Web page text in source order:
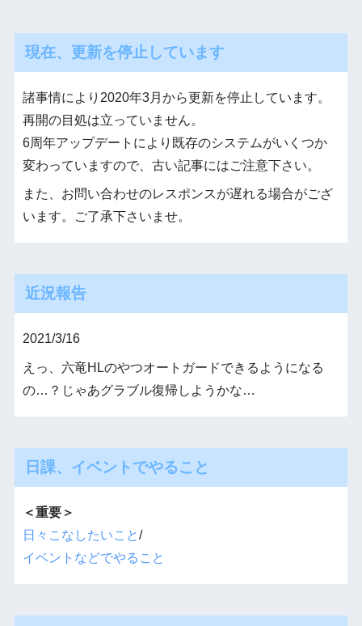
現在、更新を停止しています
諸事情により2020年3月から更新を停止しています。
再開の目処は立っていません。
6周年アップデートにより既存のシステムがいくつか
変わっていますので、古い記事にはご注意下さい。
また、お問い合わせのレスポンスが遅れる場合がござ
います。ご了承下さいませ。
近況報告
2021/3/16
えっ、六竜HLのやつオートガードできるようになる
の…？じゃあグラブル復帰しようかな…
日課、イベントでやること
＜重要＞
日々こなしたいこと/
イベントなどでやること